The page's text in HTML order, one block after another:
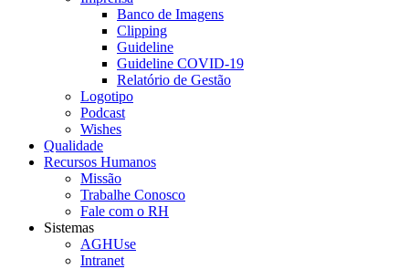
Banco de Imagens
Clipping
Guideline
Guideline COVID-19
Relatório de Gestão
Logotipo
Podcast
Wishes
Qualidade
Recursos Humanos
Missão
Trabalhe Conosco
Fale com o RH
Sistemas
AGHUse
Intranet